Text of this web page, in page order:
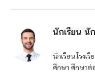
นักเรียน นั
นักเรียน โรงเ
ศึกษา ศึกษาต่